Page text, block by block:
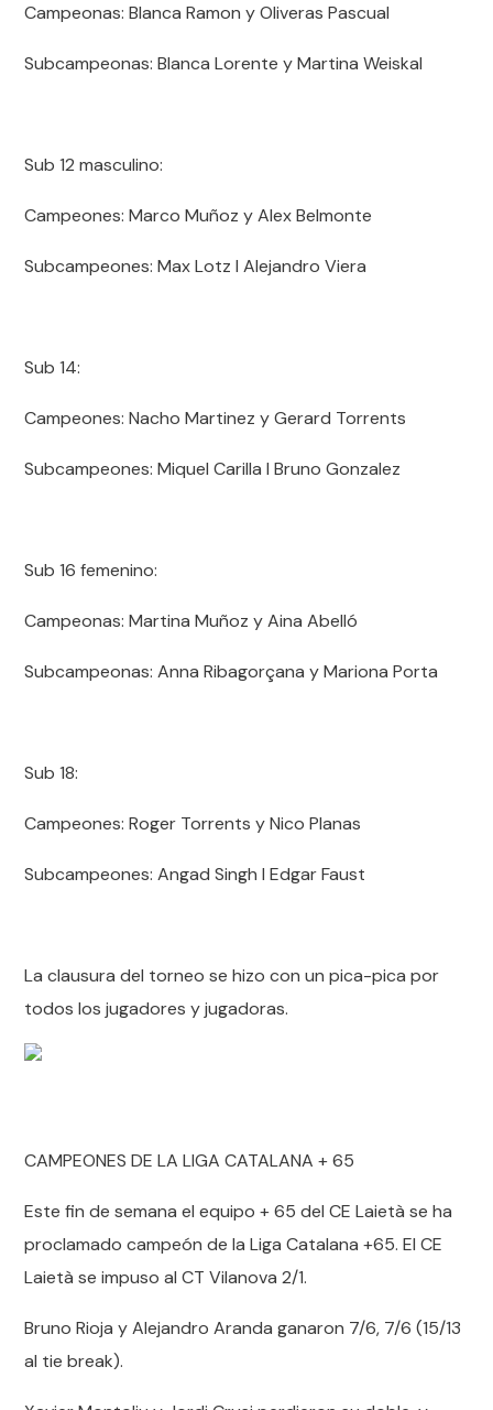
Campeonas: Blanca Ramon y Oliveras Pascual
Subcampeonas: Blanca Lorente y Martina Weiskal
Sub 12 masculino:
Campeones: Marco Muñoz y Alex Belmonte
Subcampeones: Max Lotz I Alejandro Viera
Sub 14:
Campeones: Nacho Martinez y Gerard Torrents
Subcampeones: Miquel Carilla I Bruno Gonzalez
Sub 16 femenino:
Campeonas: Martina Muñoz y Aina Abelló
Subcampeonas: Anna Ribagorçana y Mariona Porta
Sub 18:
Campeones: Roger Torrents y Nico Planas
Subcampeones: Angad Singh I Edgar Faust
La clausura del torneo se hizo con un pica-pica por
todos los jugadores y jugadoras.
CAMPEONES DE LA LIGA CATALANA + 65
Este fin de semana el equipo + 65 del CE Laietà se ha
proclamado campeón de la Liga Catalana +65. El CE
Laietà se impuso al CT Vilanova 2/1.
Bruno Rioja y Alejandro Aranda ganaron 7/6, 7/6 (15/13
al tie break).